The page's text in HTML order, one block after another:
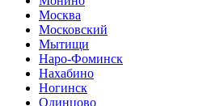
Москва
Московский
Мытищи
Наро-Фоминск
Нахабино
Ногинск
Одинцово